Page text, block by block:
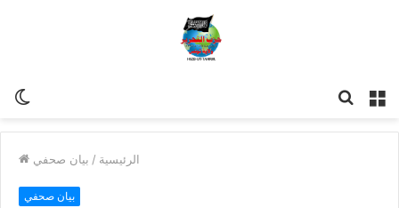
للبحث
الرئيسية / بيان صحفي
بيان صحفي